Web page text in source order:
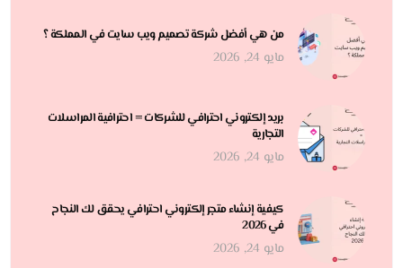
من هي أفضل شركة تصميم ويب سايت في المملكة ؟
مايو 24, 2026
بريد إلكتروني احترافي للشركات = احترافية المراسلات
التجارية
مايو 24, 2026
كيفية إنشاء متجر إلكتروني احترافي يحقق لك النجاح
في 2026
مايو 24, 2026